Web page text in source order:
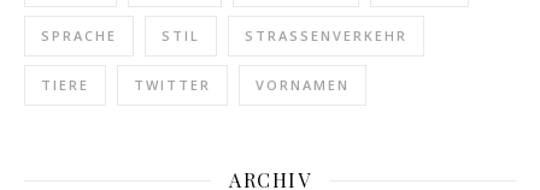
SPRACHE STIL STRASSENVERKEHR
TIERE TWITTER VORNAMEN
ARCHIV